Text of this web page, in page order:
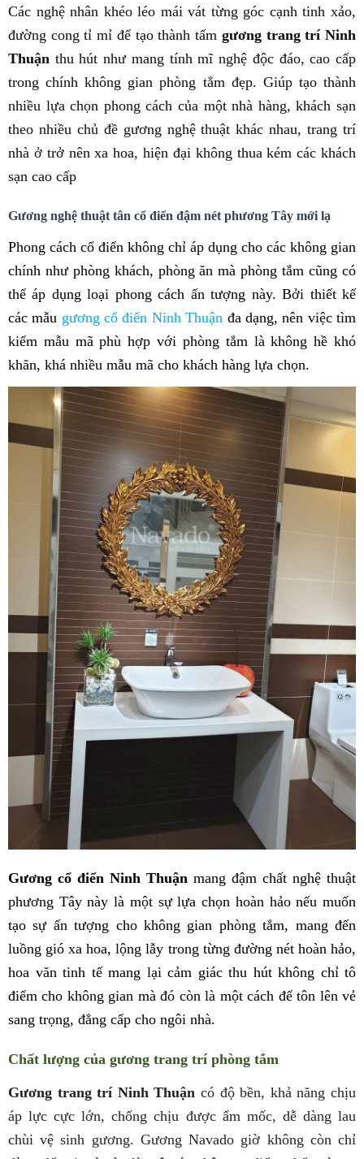
Các nghệ nhân khéo léo mái vát từng góc cạnh tinh xảo,
đường cong tỉ mỉ để tạo thành tấm gương trang trí Ninh
Thuận thu hút như mang tính mĩ nghệ độc đáo, cao cấp
trong chính không gian phòng tắm đẹp. Giúp tạo thành
nhiều lựa chọn phong cách của một nhà hàng, khách sạn
theo nhiều chủ đề gương nghệ thuật khác nhau, trang trí
nhà ở trở nên xa hoa, hiện đại không thua kém các khách
sạn cao cấp
Gương nghệ thuật tân cổ điển đậm nét phương Tây mới lạ
Phong cách cổ điển không chỉ áp dụng cho các không gian
chính như phòng khách, phòng ăn mà phòng tắm cũng có
thể áp dụng loại phong cách ấn tượng này. Bởi thiết kế
các mẫu gương cổ điển Ninh Thuận đa dạng, nên việc tìm
kiếm mẫu mã phù hợp với phòng tắm là không hề khó
khăn, khá nhiều mẫu mã cho khách hàng lựa chọn.
Gương cổ điển Ninh Thuận mang đậm chất nghệ thuật
phương Tây này là một sự lựa chọn hoàn hảo nếu muốn
tạo sự ấn tượng cho không gian phòng tắm, mang đến
luồng gió xa hoa, lộng lẫy trong từng đường nét hoàn hảo,
hoa văn tinh tế mang lại cảm giác thu hút không chỉ tô
điểm cho không gian mà đó còn là một cách để tôn lên vẻ
sang trọng, đẳng cấp cho ngôi nhà.
Chất lượng của gương trang trí phòng tắm
Gương trang trí Ninh Thuận có độ bền, khả năng chịu
áp lực cực lớn, chống chịu được ẩm mốc, dễ dàng lau
chùi vệ sinh gương. Gương Navado giờ không còn chỉ